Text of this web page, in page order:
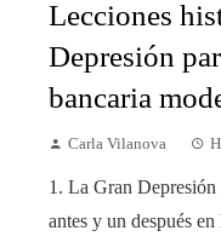
Lecciones
Depresión
bancaria
Carla Vilanova
1. La Gran
antes y un después